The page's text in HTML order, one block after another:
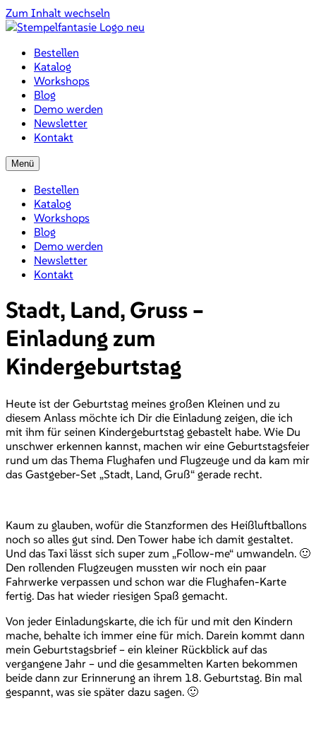
Zum Inhalt wechseln
Bestellen
Katalog
Workshops
Blog
Demo werden
Newsletter
Kontakt
Menü
Bestellen
Katalog
Workshops
Blog
Demo werden
Newsletter
Kontakt
Stadt, Land, Gruss –
Einladung zum
Kindergeburtstag
Heute ist der Geburtstag meines großen Kleinen und zu
diesem Anlass möchte ich Dir die Einladung zeigen, die ich
mit ihm für seinen Kindergeburtstag gebastelt habe. Wie Du
unschwer erkennen kannst, machen wir eine Geburtstagsfeier
rund um das Thema Flughafen und Flugzeuge und da kam mir
das Gastgeber-Set „Stadt, Land, Gruß“ gerade recht.
Kaum zu glauben, wofür die Stanzformen des Heißluftballons
noch so alles gut sind. Den Tower habe ich damit gestaltet.
Und das Taxi lässt sich super zum „Follow-me“ umwandeln. 🙂
Den rollenden Flugzeugen mussten wir noch ein paar
Fahrwerke verpassen und schon war die Flughafen-Karte
fertig. Das hat wieder riesigen Spaß gemacht.
Von jeder Einladungskarte, die ich für und mit den Kindern
mache, behalte ich immer eine für mich. Darein kommt dann
mein Geburtstagsbrief – ein kleiner Rückblick auf das
vergangene Jahr – und die gesammelten Karten bekommen
beide dann zur Erinnerung an ihrem 18. Geburtstag. Bin mal
gespannt, was sie später dazu sagen. 🙂